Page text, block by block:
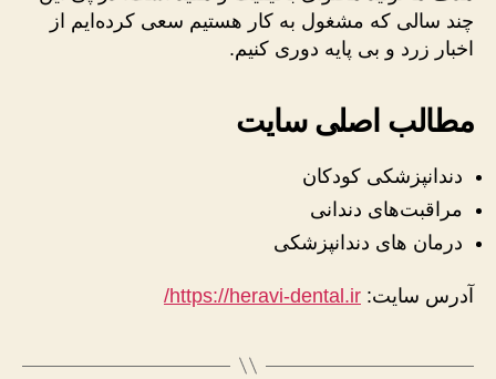
چند سالی که مشغول به کار هستیم سعی کرده‌ایم از
اخبار زرد و بی پایه دوری کنیم.
مطالب اصلی سایت
دندانپزشکی کودکان
مراقبت‌های دندانی
درمان های دندانپزشکی
آدرس سایت: https://heravi-dental.ir/